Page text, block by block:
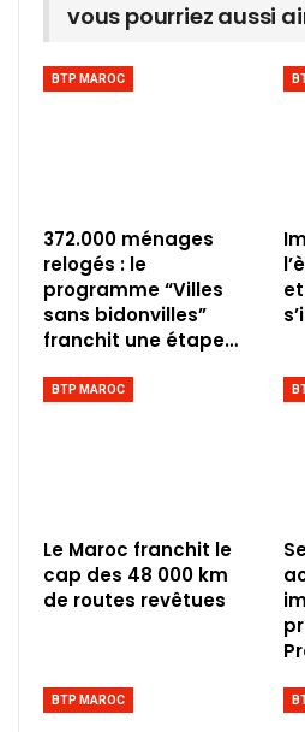
vous pourriez aussi
BTP MAROC
372.000 ménages
relogés : le
programme “Villes
sans bidonvilles”
franchit une étape…
BTP MAROC
Le Maroc franchit le
cap des 48 000 km
de routes revêtues
BTP MAROC